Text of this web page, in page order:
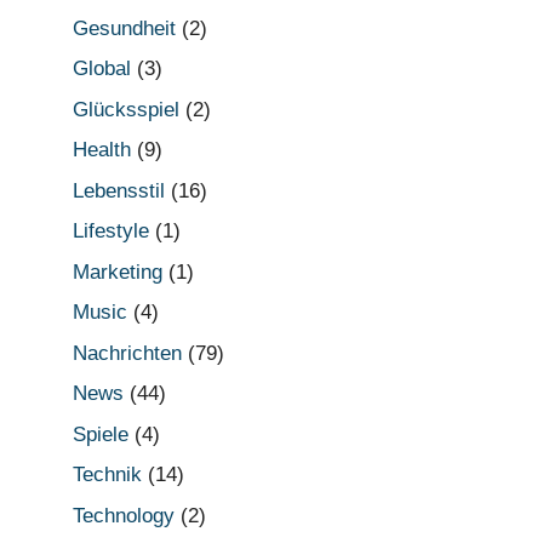
Gesundheit (2)
Global (3)
Glücksspiel (2)
Health (9)
Lebensstil (16)
Lifestyle (1)
Marketing (1)
Music (4)
Nachrichten (79)
News (44)
Spiele (4)
Technik (14)
Technology (2)